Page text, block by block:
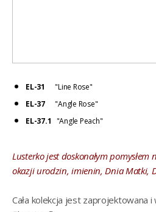
EL-31
"Line Rose"
EL-37
"Angle Rose"
EL-37.1 "Angle Peach"
Lusterko jest doskonałym
okazji urodzin, imienin, Dnia Matki,
Cała kolekcja jest zaprojektowana